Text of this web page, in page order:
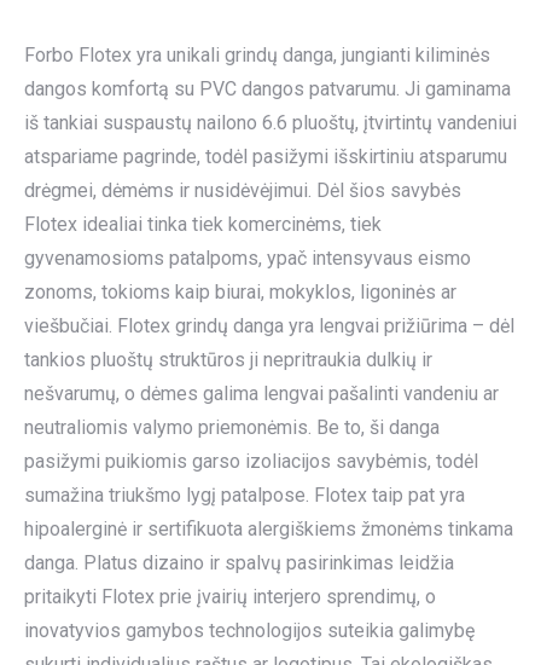
Forbo Flotex yra unikali grindų danga, jungianti kiliminės
dangos komfortą su PVC dangos patvarumu. Ji gaminama
iš tankiai suspaustų nailono 6.6 pluoštų, įtvirtintų vandeniui
atspariame pagrinde, todėl pasižymi išskirtiniu atsparumu
drėgmei, dėmėms ir nusidėvėjimui. Dėl šios savybės
Flotex idealiai tinka tiek komercinėms, tiek
gyvenamosioms patalpoms, ypač intensyvaus eismo
zonoms, tokioms kaip biurai, mokyklos, ligoninės ar
viešbučiai. Flotex grindų danga yra lengvai prižiūrima – dėl
tankios pluoštų struktūros ji nepritraukia dulkių ir
nešvarumų, o dėmes galima lengvai pašalinti vandeniu ar
neutraliomis valymo priemonėmis. Be to, ši danga
pasižymi puikiomis garso izoliacijos savybėmis, todėl
sumažina triukšmo lygį patalpose. Flotex taip pat yra
hipoalerginė ir sertifikuota alergiškiems žmonėms tinkama
danga. Platus dizaino ir spalvų pasirinkimas leidžia
pritaikyti Flotex prie įvairių interjero sprendimų, o
inovatyvios gamybos technologijos suteikia galimybę